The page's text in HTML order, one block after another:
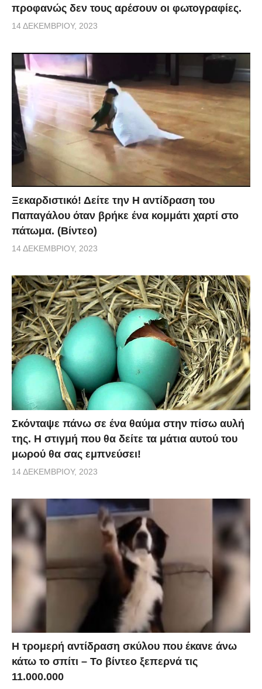
προφανώς δεν τους αρέσουν οι φωτογραφίες.
14 ΔΕΚΕΜΒΡΊΟΥ, 2023
Ξεκαρδιστικό! Δείτε την Η αντίδραση του
Παπαγάλου όταν βρήκε ένα κομμάτι χαρτί στο
πάτωμα. (Βίντεο)
14 ΔΕΚΕΜΒΡΊΟΥ, 2023
Σκόνταψε πάνω σε ένα θαύμα στην πίσω αυλή
της. Η στιγμή που θα δείτε τα μάτια αυτού του
μωρού θα σας εμπνεύσει!
14 ΔΕΚΕΜΒΡΊΟΥ, 2023
Η τρομερή αντίδραση σκύλου που έκανε άνω
κάτω το σπίτι – Το βίντεο ξεπερνά τις
11.000.000